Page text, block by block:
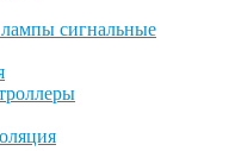
сигнальные